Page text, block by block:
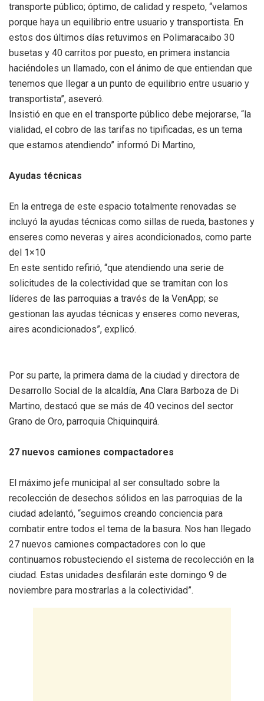
transporte público; óptimo, de calidad y respeto, “velamos
porque haya un equilibrio entre usuario y transportista. En
estos dos últimos días retuvimos en Polimaracaibo 30
busetas y 40 carritos por puesto, en primera instancia
haciéndoles un llamado, con el ánimo de que entiendan que
tenemos que llegar a un punto de equilibrio entre usuario y
transportista”, aseveró.
Insistió en que en el transporte público debe mejorarse, “la
vialidad, el cobro de las tarifas no tipificadas, es un tema
que estamos atendiendo” informó Di Martino,
Ayudas técnicas
En la entrega de este espacio totalmente renovadas se
incluyó la ayudas técnicas como sillas de rueda, bastones y
enseres como neveras y aires acondicionados, como parte
del 1×10
En este sentido refirió, “que atendiendo una serie de
solicitudes de la colectividad que se tramitan con los
líderes de las parroquias a través de la VenApp; se
gestionan las ayudas técnicas y enseres como neveras,
aires acondicionados”, explicó.
Por su parte, la primera dama de la ciudad y directora de
Desarrollo Social de la alcaldía, Ana Clara Barboza de Di
Martino, destacó que se más de 40 vecinos del sector
Grano de Oro, parroquia Chiquinquirá.
27 nuevos camiones compactadores
El máximo jefe municipal al ser consultado sobre la
recolección de desechos sólidos en las parroquias de la
ciudad adelantó, “seguimos creando conciencia para
combatir entre todos el tema de la basura. Nos han llegado
27 nuevos camiones compactadores con lo que
continuamos robusteciendo el sistema de recolección en la
ciudad. Estas unidades desfilarán este domingo 9 de
noviembre para mostrarlas a la colectividad”.